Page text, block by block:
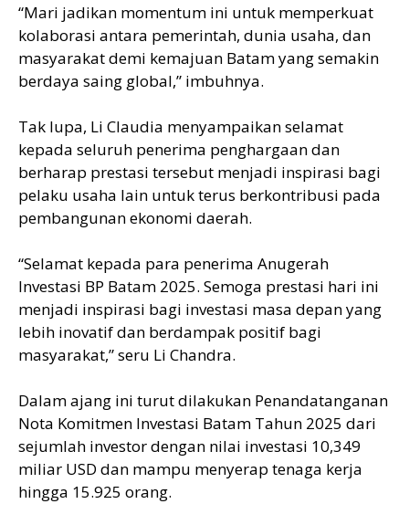
“Mari jadikan momentum ini untuk memperkuat
kolaborasi antara pemerintah, dunia usaha, dan
masyarakat demi kemajuan Batam yang semakin
berdaya saing global,” imbuhnya.
Tak lupa, Li Claudia menyampaikan selamat
kepada seluruh penerima penghargaan dan
berharap prestasi tersebut menjadi inspirasi bagi
pelaku usaha lain untuk terus berkontribusi pada
pembangunan ekonomi daerah.
“Selamat kepada para penerima Anugerah
Investasi BP Batam 2025. Semoga prestasi hari ini
menjadi inspirasi bagi investasi masa depan yang
lebih inovatif dan berdampak positif bagi
masyarakat,” seru Li Chandra.
Dalam ajang ini turut dilakukan Penandatanganan
Nota Komitmen Investasi Batam Tahun 2025 dari
sejumlah investor dengan nilai investasi 10,349
miliar USD dan mampu menyerap tenaga kerja
hingga 15.925 orang.